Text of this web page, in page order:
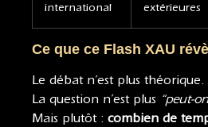
international
extérieures
Ce que ce Flash XAU
Le débat n’est plus théorique.
La question n’est plus “peut-
Mais plutôt : combien de